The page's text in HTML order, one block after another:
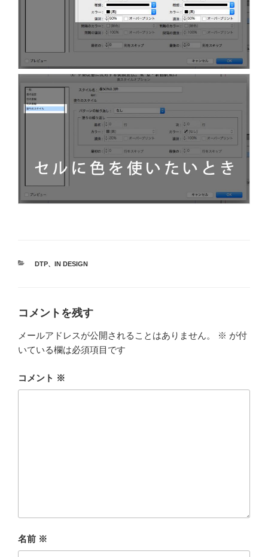
カ
DTP、 IN DESIGN
コメントを残す
メールアドレスが公開されることはありません。 ※ が付
いている欄は必須項目です
コメント ※
名前 ※